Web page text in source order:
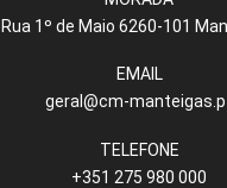
Rua 1º de Maio 6260-101
EMAIL
geral@cm-
TELEFONE
+351 275 980 000